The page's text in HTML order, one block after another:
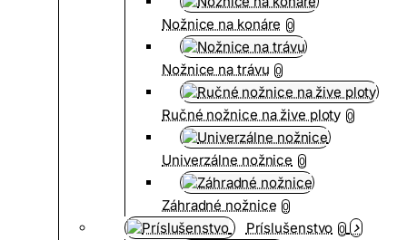
Nožnice na konáre 0
Nožnice na trávu 0
Ručné nožnice na žive ploty 0
Univerzálne nožnice 0
Záhradné nožnice 0
Príslušenstvo 0